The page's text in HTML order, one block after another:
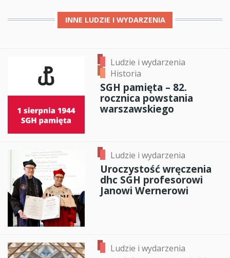
INNE LUDZIE I WYDARZENIA
Ludzie i wydarzenia
Historia
SGH pamięta – 82.
rocznica powstania
warszawskiego
Ludzie i wydarzenia
Uroczystość wręczenia
dhc SGH profesorowi
Janowi Wernerowi
Ludzie i wydarzenia